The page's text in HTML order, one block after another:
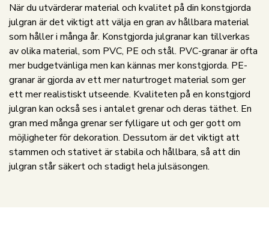
När du utvärderar material och kvalitet på din konstgjorda
julgran är det viktigt att välja en gran av hållbara material
som håller i många år. Konstgjorda julgranar kan tillverkas
av olika material, som PVC, PE och stål. PVC-granar är ofta
mer budgetvänliga men kan kännas mer konstgjorda. PE-
granar är gjorda av ett mer naturtroget material som ger
ett mer realistiskt utseende. Kvaliteten på en konstgjord
julgran kan också ses i antalet grenar och deras täthet. En
gran med många grenar ser fylligare ut och ger gott om
möjligheter för dekoration. Dessutom är det viktigt att
stammen och stativet är stabila och hållbara, så att din
julgran står säkert och stadigt hela julsäsongen.